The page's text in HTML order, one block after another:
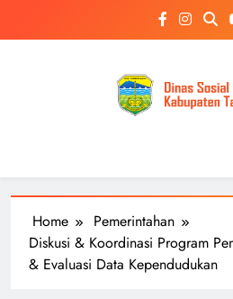
Home
Pemerintahan
Diskusi & Koordinasi Program
& Evaluasi Data Kependudukan